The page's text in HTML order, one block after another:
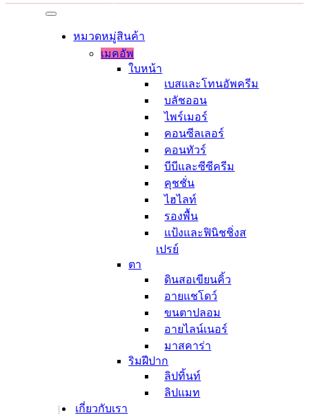
CartTotal:0.00฿
หมวดหมู่สินค้า
เมคอัพ
ใบหน้า
เบสและโทนอัพครีม
บลัชออน
ไพร์เมอร์
คอนซีลเลอร์
คอนทัวร์
บีบีและซีซีครีม
คุชชั่น
ไฮไลท์
รองพื้น
แป้งและฟินิชชิ่งส
เปรย์
ตา
ดินสอเขียนคิ้ว
อายแชโดว์
ขนตาปลอม
อายไลน์เนอร์
มาสคาร่า
ริมฝีปาก
ลิปทิ้นท์
ลิปแมท
เกี่ยวกับเรา